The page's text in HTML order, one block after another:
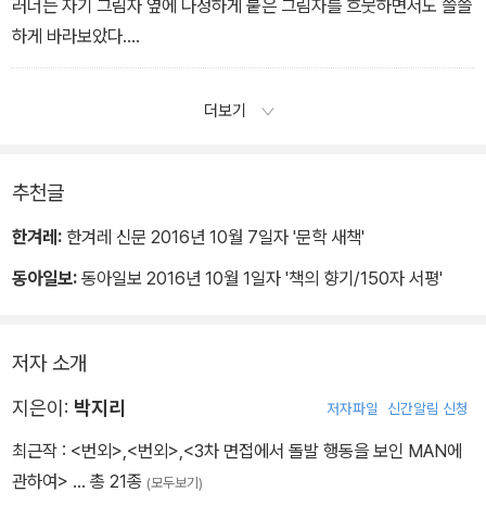
이야기를 끝내는 순간 레오가 과장되게 박수를 쳤다.
˝내가 프라임스쿨에서 들은 모든 얘기들 중에 제일 감탄이나오는 이
˝너무 그러니까 꼭 놀리는 것 같은데?˝
러너는 자기 그림자 옆에 다정하게 붙은 그림자를 흐뭇하면서도 쓸쓸
하게 바라보았다.
˝별로가 아니라 아예 없을 거다. 나도 기억이 가물가물하니.˝
˝우리 다윈은 시인이구나.˝라고
러너는 다윈의 머리를 쓰다듬었던 손으로 다시 손자의 어깨를 감싸
안으며 말했다.
˝하지만 아무리 나이를 먹어도 아버지가 할아버지의 아들이란 사실엔
변함이 없잖아요. 저보다도 더 가까운 사이인걸요.˝
지와 아들보다는 할아버지와 손자 사이가 더 쉬운거라는 말이 있더구
나. 나만 그런 게 아니라 대부분의 사람들이 그렇게 느끼는 모양이야.
더보기
추천글
한겨레: 한겨레 신문 2016년 10월 7일자 '문학 새책'
동아일보: 동아일보 2016년 10월 1일자 '책의 향기/150자 서평'
저자 소개
지은이: 박지리 저자파일 신간알림 신청
최근작 : <번외> <번외> <3차 면접에서 돌발 행동을 보인 MAN에
관하여> … 총 21종 (모두보기)